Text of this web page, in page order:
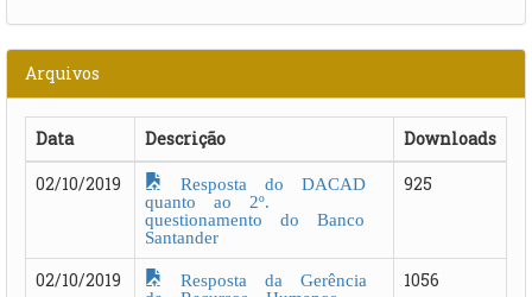
Arquivos
Data Descrição
Downloads
02/10/2019
Resposta do DACAD
quanto ao 2º.
questionamento do Banco
Santander
925
02/10/2019
Resposta da Gerência
1056